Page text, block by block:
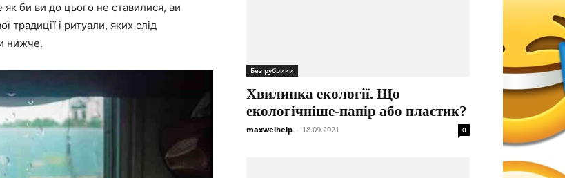
би ви до цього не ставилися, ви
традиції і ритуали, яких слід
нижче.
Без рубрики
Хвилинка екології. Що
екологічніше-папір або пластик?
maxwelhelp - 18.09.2021 0